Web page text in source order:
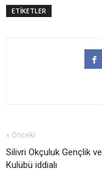
ETİKETLER
« Önceki
Silivri Okçuluk Gençlik
Kulübü iddialı